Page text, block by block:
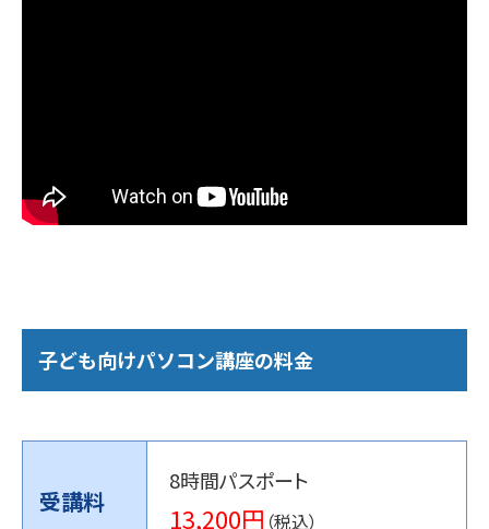
子ども向けパソコン講座の料金
受講料
8時間パスポート
13,200円 （税込）